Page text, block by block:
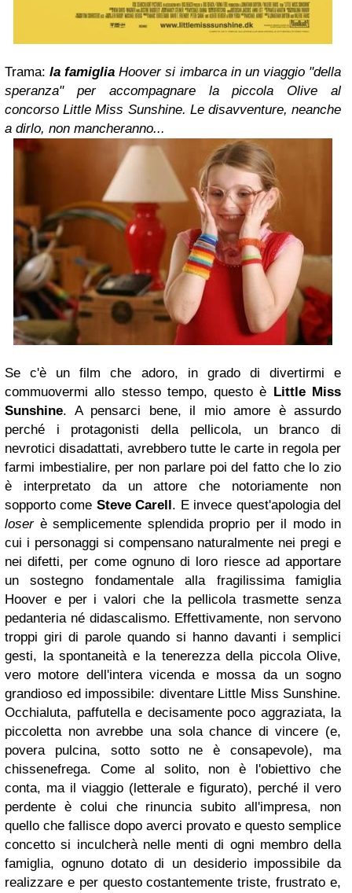
Trama:la famiglia Hoover si imbarca in un viaggio "della
speranza" per accompagnare la piccola Olive al
concorso Little Miss Sunshine. Le disavventure, neanche
a dirlo, non mancheranno...
Se c'è un film che adoro, in grado di divertirmi e
commuovermi allo stesso tempo, questo è
Little Miss
Sunshine. A pensarci bene, il mio amore è assurdo
perché i protagonisti della pellicola, un branco di
nevrotici disadattati, avrebbero tutte le carte in regola per
farmi imbestialire, per non parlare poi del fatto che lo zio
è interpretato da un attore che notoriamente non
sopporto come Steve Carell . E invece quest'apologia del
loser è semplicemente splendida proprio per il modo in
cui i personaggi si compensano naturalmente nei pregi e
nei difetti, per come ognuno di loro riesce ad apportare
un sostegno fondamentale alla fragilissima famiglia
Hoover e per i valori che la pellicola trasmette senza
pedanteria né didascalismo. Effettivamente, non servono
troppi giri di parole quando si hanno davanti i semplici
gesti, la spontaneità e la tenerezza della piccola Olive,
vero motore dell'intera vicenda e mossa da un sogno
grandioso ed impossibile: diventare Little Miss Sunshine.
Occhialuta, paffutella e decisamente poco aggraziata, la
piccoletta non avrebbe una sola chance di vincere (e,
povera pulcina, sotto sotto ne è consapevole), ma
chissenefrega. Come al solito, non è l'obiettivo che
conta, ma il viaggio (letterale e figurato), perché il vero
perdente è colui che rinuncia subito all'impresa, non
quello che fallisce dopo averci provato e questo semplice
concetto si inculcherà nelle menti di ogni membro della
famiglia, ognuno dotato di un desiderio impossibile da
realizzare e per questo costantemente triste, frustrato e,